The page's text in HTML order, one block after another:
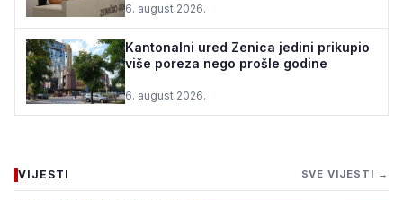
podrž...
6. august 2026.
Kantonalni ured Zenica jedini prikupio
više poreza nego prošle godine
6. august 2026.
VIJESTI SVE VIJESTI →